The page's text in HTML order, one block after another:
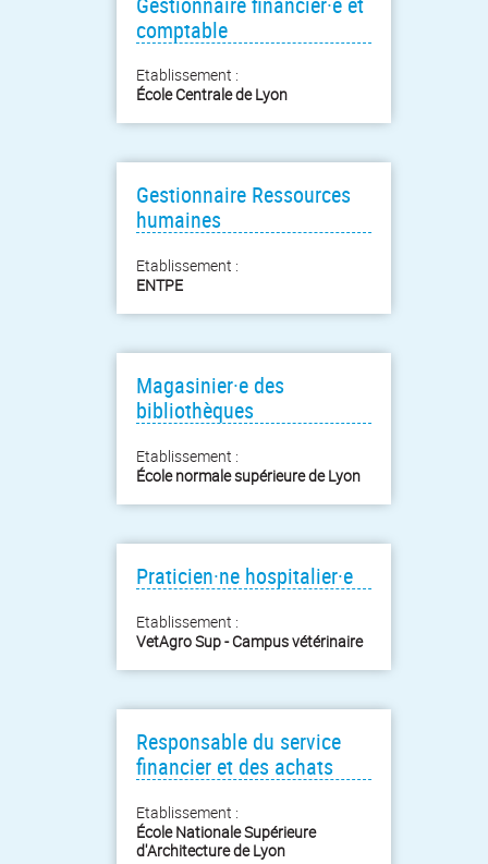
comptable
Etablissement :
École Centrale de Lyon
Gestionnaire Ressources
humaines
Etablissement :
ENTPE
Magasinier·e des
bibliothèques
Etablissement :
École normale supérieure de Lyon
Praticien·ne hospitalier·e
Etablissement :
VetAgro Sup - Campus vétérinaire
Responsable du service
financier et des achats
Etablissement :
École Nationale Supérieure
d'Architecture de Lyon